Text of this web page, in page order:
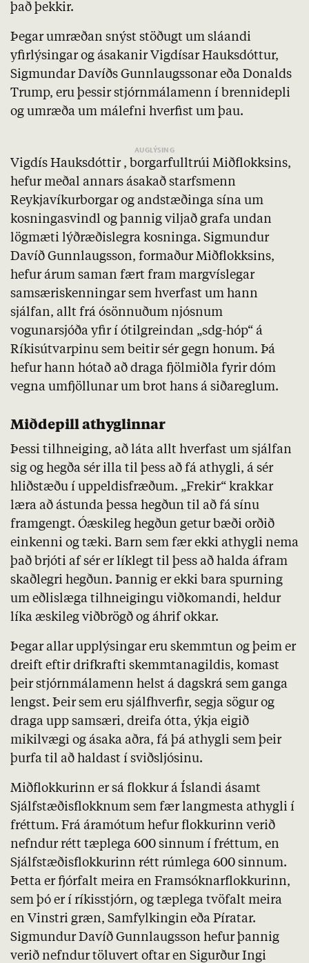
það þekkir.
Þegar umræðan snýst stöðugt um sláandi
yfirlýsingar og ásakanir Vigdísar Hauksdóttur,
Sigmundar Davíðs Gunnlaugssonar eða Donalds
Trump, eru þessir stjórnmálamenn í brennidepli
og umræða um málefni hverfist um þau.
Vigdís Hauksdóttir , borgarfulltrúi Miðflokksins,
hefur meðal annars ásakað starfsmenn
Reykjavíkurborgar og andstæðinga sína um
kosningasvindl og þannig viljað grafa undan
lögmæti lýðræðislegra kosninga. Sigmundur
Davíð Gunnlaugsson, formaður Miðflokksins,
hefur árum saman fært fram margvíslegar
samsæriskenningar sem hverfast um hann
sjálfan, allt frá ósönnuðum njósnum
vogunarsjóða yfir í ótilgreindan „sdg-hóp“ á
Ríkisútvarpinu sem beitir sér gegn honum. Þá
hefur hann hótað að draga fjölmiðla fyrir dóm
vegna umfjöllunar um brot hans á siðareglum.
Miðdepill athyglinnar
Þessi tilhneiging, að láta allt hverfast um sjálfan
sig og hegða sér illa til þess að fá athygli, á sér
hliðstæðu í uppeldisfræðum. „Frekir“ krakkar
læra að ástunda þessa hegðun til að fá sínu
framgengt. Óæskileg hegðun getur bæði orðið
einkenni og tæki. Barn sem fær ekki athygli nema
það brjóti af sér er líklegt til þess að halda áfram
skaðlegri hegðun. Þannig er ekki bara spurning
um eðlislæga tilhneigingu viðkomandi, heldur
líka æskileg viðbrögð og áhrif okkar.
Þegar allar upplýsingar eru skemmtun og þeim er
dreift eftir drifkrafti skemmtanagildis, komast
þeir stjórnmálamenn helst á dagskrá sem ganga
lengst. Þeir sem eru sjálfhverfir, segja sögur og
draga upp samsæri, dreifa ótta, ýkja eigið
mikilvægi og ásaka aðra, fá þá athygli sem þeir
þurfa til að haldast í sviðsljósinu.
Miðflokkurinn er sá flokkur á Íslandi ásamt
Sjálfstæðisflokknum sem fær langmesta athygli í
fréttum. Frá áramótum hefur flokkurinn verið
nefndur rétt tæplega 600 sinnum í fréttum, en
Sjálfstæðisflokkurinn rétt rúmlega 600 sinnum.
Þetta er fjórfalt meira en Framsóknarflokkurinn,
sem þó er í ríkisstjórn, og tæplega tvöfalt meira
en Vinstri græn, Samfylkingin eða Píratar.
Sigmundur Davíð Gunnlaugsson hefur þannig
verið nefndur töluvert oftar en Sigurður Ingi